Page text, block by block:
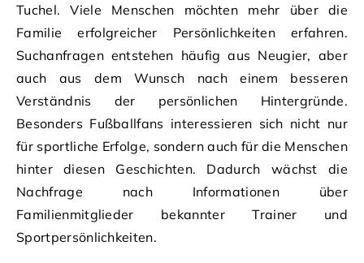
Tuchel. Viele Menschen möchten mehr über die
Familie erfolgreicher Persönlichkeiten erfahren.
Suchanfragen entstehen häufig aus Neugier, aber
auch aus dem Wunsch nach einem besseren
Verständnis der persönlichen Hintergründe.
Besonders Fußballfans interessieren sich nicht nur
für sportliche Erfolge, sondern auch für die Menschen
hinter diesen Geschichten. Dadurch wächst die
Nachfrage nach Informationen über
Familienmitglieder bekannter Trainer und
Sportpersönlichkeiten.